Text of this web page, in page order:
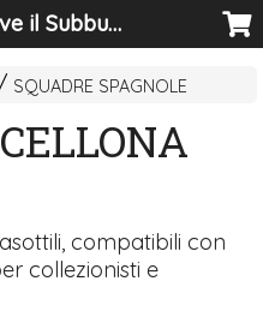
SUBBART, dove il Subbuteo diventa arte
SQUADRE SPAGNOLE
compatibili con
collezionisti e